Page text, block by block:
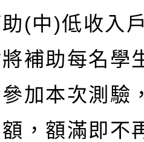
(中)低收入
補助每名學
加本次測驗
，額滿即不